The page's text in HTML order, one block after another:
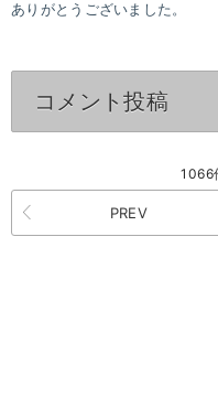
ありがとうございました。
コメント投稿
1066
PREV